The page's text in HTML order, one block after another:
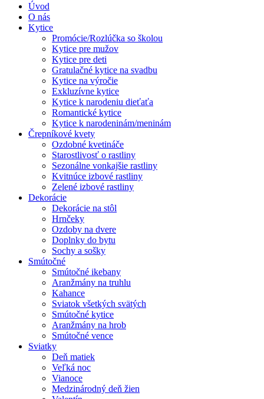
Úvod
O nás
Kytice
Promócie/Rozlúčka so školou
Kytice pre mužov
Kytice pre deti
Gratulačné kytice na svadbu
Kytice na výročie
Exkluzívne kytice
Kytice k narodeniu dieťaťa
Romantické kytice
Kytice k narodeninám/meninám
Črepníkové kvety
Ozdobné kvetináče
Starostlivosť o rastliny
Sezonálne vonkajšie rastliny
Kvitnúce izbové rastliny
Zelené izbové rastliny
Dekorácie
Dekorácie na stôl
Hrnčeky
Ozdoby na dvere
Doplnky do bytu
Sochy a sošky
Smútočné
Smútočné ikebany
Aranžmány na truhlu
Kahance
Sviatok všetkých svätých
Smútočné kytice
Aranžmány na hrob
Smútočné vence
Sviatky
Deň matiek
Veľká noc
Vianoce
Medzinárodný deň žien